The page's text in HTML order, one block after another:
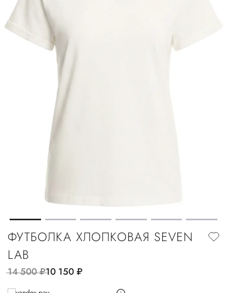
ФУТБОЛКА ХЛОПКОВАЯ SEVEN
LAB
14 500руб.10 150руб.